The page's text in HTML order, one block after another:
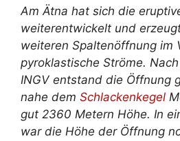
Am Ätna hat sich die
weiterentwickelt und
weiteren Spaltenöffnung im
pyroklastische Ströme.
INGV entstand die Öffnung
nahe dem Schlackenkegel
gut 2360 Metern Höhe. In
war die Höhe der Öffnung